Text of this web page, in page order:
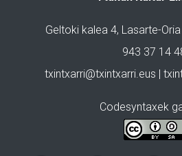
Geltoki kalea 4, Lasarte-
943 37 14
txintxarri@txintxarri.eus |
Codesyntaxek